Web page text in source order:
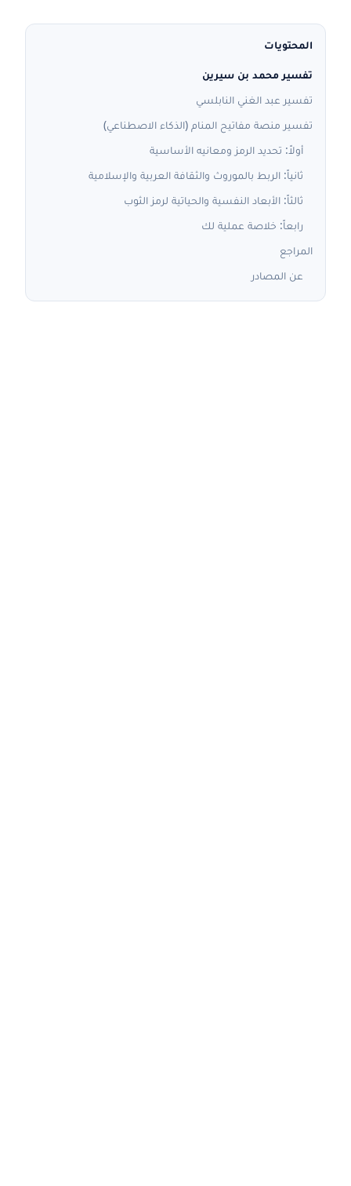
المحتويات
تفسير محمد بن سيرين
تفسير عبد الغني النابلسي
تفسير منصة مفاتيح المنام (الذكاء الاصطناعي)
أولاً: تحديد الرمز ومعانيه الأساسية
ثانياً: الربط بالموروث والثقافة العربية والإسلامية
ثالثاً: الأبعاد النفسية والحياتية لرمز الثوب
رابعاً: خلاصة عملية لك
المراجع
عن المصادر